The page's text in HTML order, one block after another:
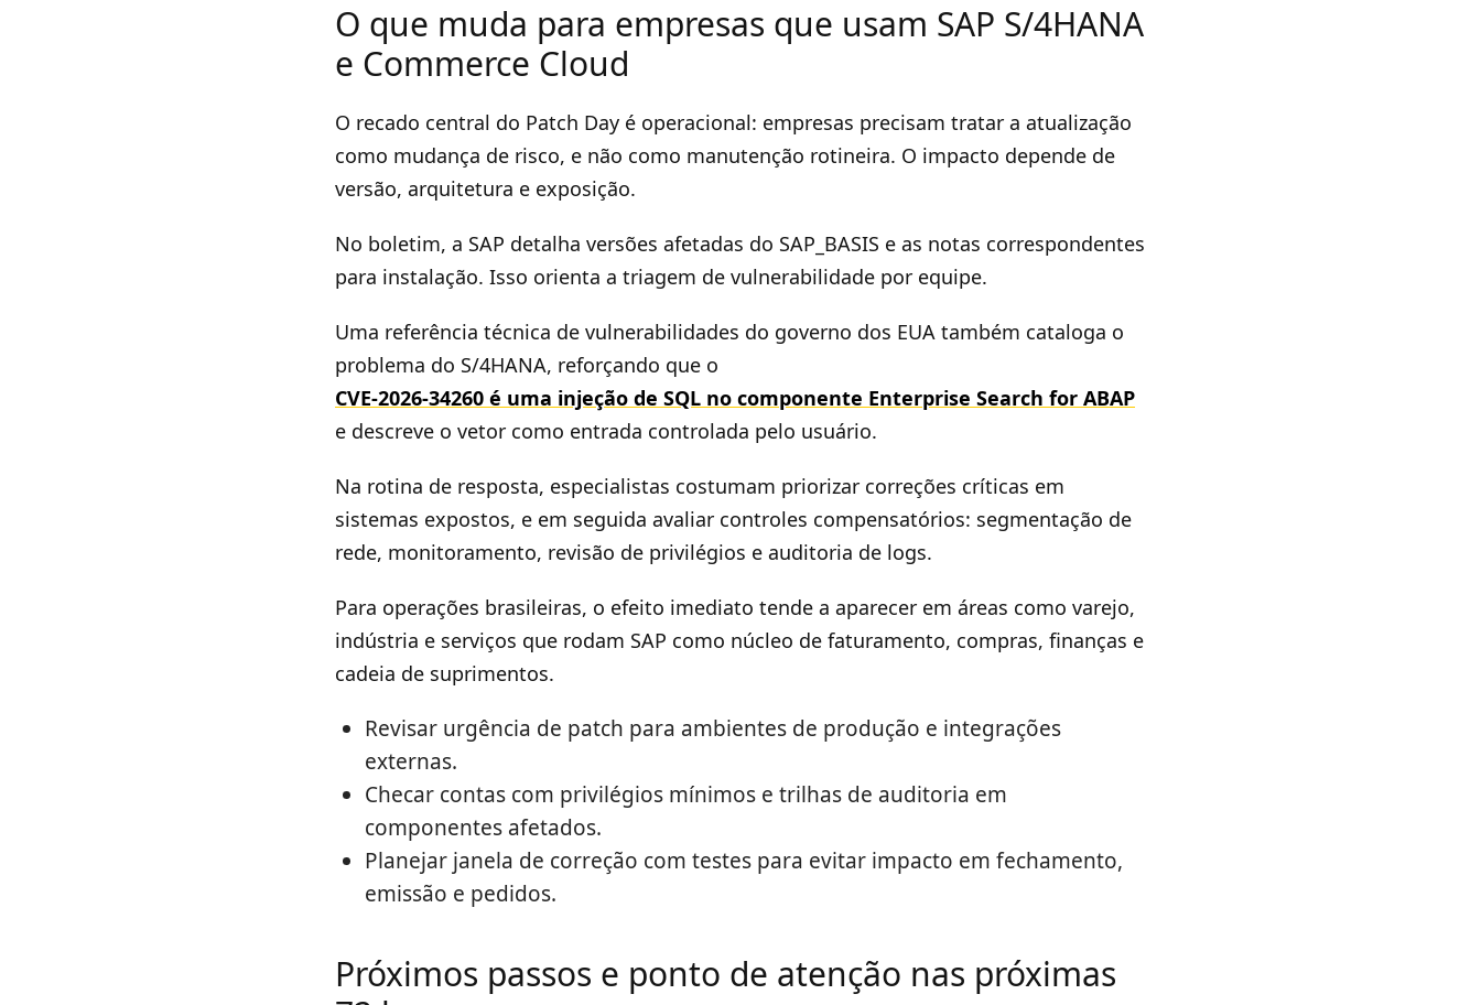
O que muda para empresas que usam SAP S/4HANA
e Commerce Cloud
O recado central do Patch Day é operacional: empresas precisam tratar a atualização
como mudança de risco, e não como manutenção rotineira. O impacto depende de
versão, arquitetura e exposição.
No boletim, a SAP detalha versões afetadas do SAP_BASIS e as notas correspondentes
para instalação. Isso orienta a triagem de vulnerabilidade por equipe.
Uma referência técnica de vulnerabilidades do governo dos EUA também cataloga o
problema do S/4HANA, reforçando que o
CVE-2026-34260 é uma injeção de SQL no componente Enterprise Search for ABAP
e descreve o vetor como entrada controlada pelo usuário.
Na rotina de resposta, especialistas costumam priorizar correções críticas em
sistemas expostos, e em seguida avaliar controles compensatórios: segmentação de
rede, monitoramento, revisão de privilégios e auditoria de logs.
Para operações brasileiras, o efeito imediato tende a aparecer em áreas como varejo,
indústria e serviços que rodam SAP como núcleo de faturamento, compras, finanças e
cadeia de suprimentos.
Revisar urgência de patch para ambientes de produção e integrações
externas.
Checar contas com privilégios mínimos e trilhas de auditoria em
componentes afetados.
Planejar janela de correção com testes para evitar impacto em fechamento,
emissão e pedidos.
Próximos passos e ponto de atenção nas próximas